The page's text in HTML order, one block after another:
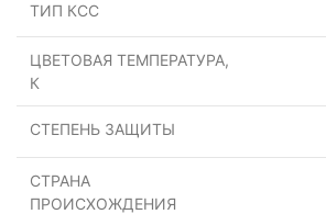
ТИП КСС
ЦВЕТОВАЯ ТЕМПЕРАТУРА,
К
СТЕПЕНЬ ЗАЩИТЫ
СТРАНА
ПРОИСХОЖДЕНИЯ